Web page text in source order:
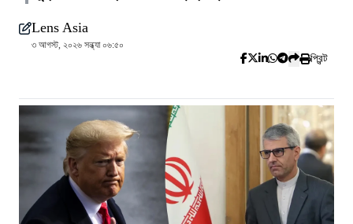
Lens Asia
৩ আগস্ট, ২০২৬ সন্ধ্যা ০৬:৫০
প্রিন্ট